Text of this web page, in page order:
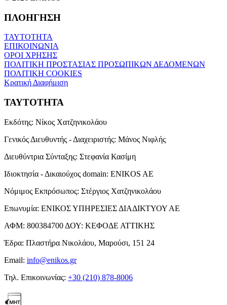
ΠΛΟΗΓΗΣΗ
ΤΑΥΤΟΤΗΤΑ
ΕΠΙΚΟΙΝΩΝΙΑ
ΟΡΟΙ ΧΡΗΣΗΣ
ΠΟΛΙΤΙΚΗ ΠΡΟΣΤΑΣΙΑΣ ΠΡΟΣΩΠΙΚΩΝ ΔΕΔΟΜΕΝΩΝ
ΠΟΛΙΤΙΚΗ COOKIES
Κρατική Διαφήμιση
ΤΑΥΤΟΤΗΤΑ
Εκδότης: Νίκος Χατζηνικολάου
Γενικός Διευθυντής - Διαχειριστής: Μάνος Νιφλής
Διευθύντρια Σύνταξης: Στεφανία Κασίμη
Ιδιοκτησία - Δικαιούχος domain: ENIKOS AE
Νόμιμος Εκπρόσωπος: Στέργιος Χατζηνικολάου
Επωνυμία: ΕΝΙΚΟΣ ΥΠΗΡΕΣΙΕΣ ΔΙΑΔΙΚΤΥΟΥ ΑΕ
ΑΦΜ: 800384700 ΔΟΥ: ΚΕΦΟΔΕ ΑΤΤΙΚΗΣ
Έδρα: Πλαστήρα Νικολάου, Μαρούσι, 151 24
Email: info@enikos.gr
Τηλ. Επικοινωνίας: +30 (210) 878-8006